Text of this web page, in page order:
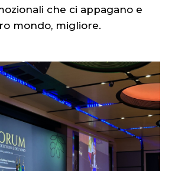
che ci appagano e
mondo, migliore.